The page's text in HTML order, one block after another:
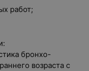
работ;
бронхо-
возраста с